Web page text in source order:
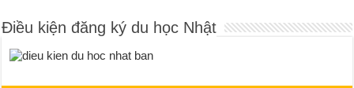
Điều kiện đăng ký du học Nhật